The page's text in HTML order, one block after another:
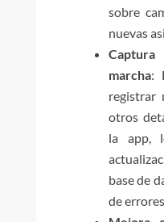
sobre
nuevas
marcha:
registrar
otros
la app,
base de
de